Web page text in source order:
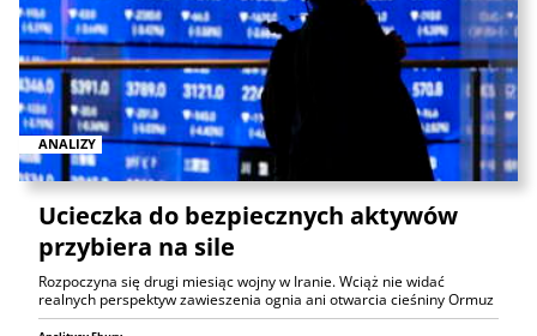
ANALIZY
Ucieczka do bezpiecznych aktywów
przybiera na sile
Rozpoczyna się drugi miesiąc wojny w Iranie. Wciąż nie widać
realnych perspektyw zawieszenia ognia ani otwarcia cieśniny Ormuz